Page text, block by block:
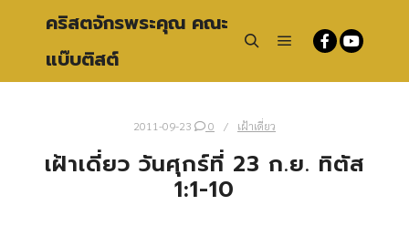
คริสตจักรพระคุณ คณะ
แบ๊บติสต์
2011-09-23 0 เฝ้าเดี่ยว
เฝ้าเดี่ยว วันศุกร์ที่ 23 ก.ย. ทิตัส
1:1-10